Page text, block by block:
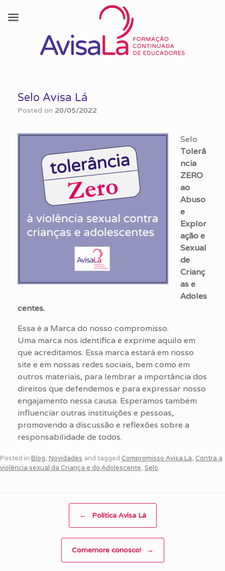
contentSelo Avisa Lá
Posted on 20/05/2022
Selo
Tolerâ
ncia
ZERO
ao
Abuso
e
Explor
ação e
Sexual
de
Crianç
as e
Adoles
centes.
Essa é a Marca do nosso compromisso.
Uma marca nos identifica e exprime aquilo em
que acreditamos. Essa marca estará em nosso
site e em nossas redes sociais, bem como em
outros materiais, para lembrar a importância dos
direitos que defendemos e para expressar nosso
engajamento nessa causa. Esperamos também
influenciar outras instituições e pessoas,
promovendo a discussão e reflexões sobre a
responsabilidade de todos.
Posted in Blog, Novidades and tagged Compromisso Avisa Lá, Contra a
violência sexual da Criança e do Adolescente, Selo.
← Política Avisa Lá
Comemore conosco! →